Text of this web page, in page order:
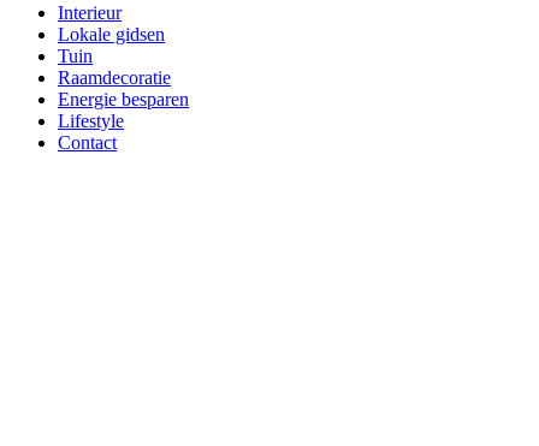
Interieur
Lokale gidsen
Tuin
Raamdecoratie
Energie besparen
Lifestyle
Contact